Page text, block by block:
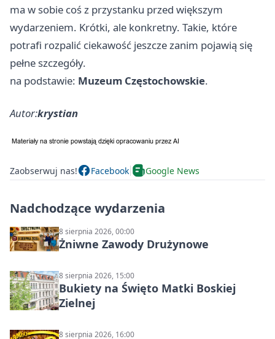
ma w sobie coś z przystanku przed większym
wydarzeniem. Krótki, ale konkretny. Takie, które
potrafi rozpalić ciekawość jeszcze zanim pojawią się
pełne szczegóły.
na podstawie: Muzeum Częstochowskie.
Autor:krystian
Zaobserwuj nas! Facebook Google News
Nadchodzące wydarzenia
8 sierpnia 2026, 00:00
Żniwne Zawody Drużynowe
8 sierpnia 2026, 15:00
Bukiety na Święto Matki Boskiej
Zielnej
8 sierpnia 2026, 16:00